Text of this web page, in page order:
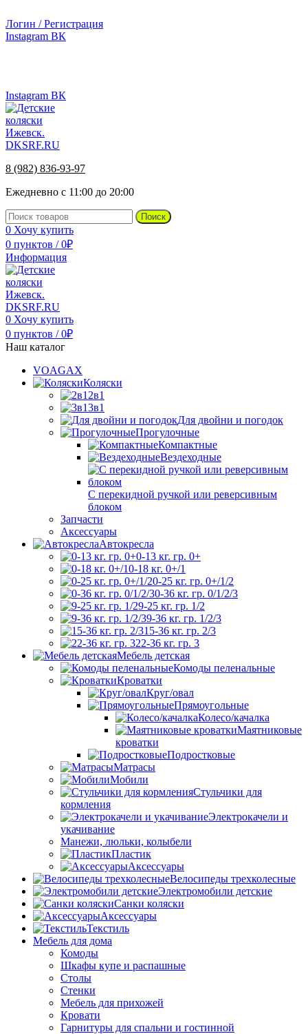
Логин / Регистрация
Instagram ВК
Instagram ВК
8 (982) 836-93-97
Ежедневно с 11:00 до 20:00
Поиск
0 Хочу купить
0 пунктов / 0₽
Информация
0 Хочу купить
0 пунктов / 0₽
Наш каталог
VOAGAX
Коляски
2в1
3в1
Для двойни и погодок
Прогулочные
Компактные
Вездеходные
С перекидной ручкой или реверсивным
блоком
Запчасти
Аксессуары
Автокресла
0-13 кг. гр. 0+
0-18 кг. 0+/1
0-25 кг. гр. 0+/1/2
0-36 кг. гр. 0/1/2/3
9-25 кг. гр. 1/2
9-36 кг. гр. 1/2/3
15-36 кг. гр. 2/3
22-36 кг. гр. 3
Мебель детская
Комоды пеленальные
Кроватки
Круг/овал
Прямоугольные
Колесо/качалка
Маятниковые
кроватки
Подростковые
Матрасы
Мобили
Стульчики для
кормления
Электрокачели и
укачивание
Манежи, люльки, колыбели
Пластик
Аксессуары
Велосипеды трехколесные
Электромобили детские
Санки коляски
Аксессуары
Текстиль
Мебель для дома
Комоды
Шкафы купе и распашные
Столы
Стенки
Мебель для прихожей
Кровати
Гарнитуры для спальни и гостинной